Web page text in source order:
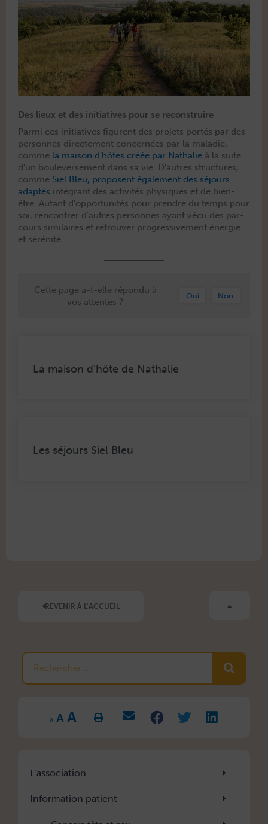
Des lieux et des initiatives pour se reconstruire
Par­mi ces ini­tia­tives fig­urent des pro­jets portés par des
per­son­nes directe­ment con­cernées par la mal­adie,
comme la mai­son d’hôtes créée par Nathalie à la suite
d’un boule­verse­ment dans sa vie. D’autres struc­tures,
comme Siel Bleu, pro­posent égale­ment des séjours
adap­tés inté­grant des activ­ités physiques et de bien-
être. Autant d’opportunités pour pren­dre du temps pour
soi, ren­con­tr­er d’autres per­son­nes ayant vécu des par­
cours sim­i­laires et retrou­ver pro­gres­sive­ment énergie
et sérénité.
Cette page a-t-elle répondu à
vos attentes ?
Oui Non
La maison d’hôte de Nathalie
Les séjours Siel Bleu
REVENIR À L'ACCUEIL
Rechercher
A
Decrease
font
size.
A Reset
font
size.
A Increase
font
size.
L’association
Information patient